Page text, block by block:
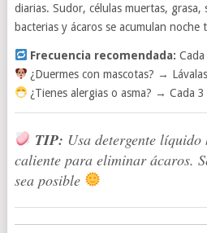
diarias. Sudor, células muertas, grasa,
bacterias y ácaros se acumulan noche
Frecuencia recomendada:
¿Duermes con mascotas? →
¿Tienes alergias o asma? → Cada
TIP: Usa detergente
caliente para eliminar ácaros.
sea posible